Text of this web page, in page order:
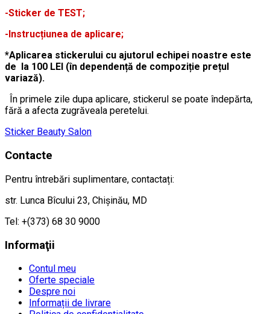
-Sticker de TEST;
-Instrucțiunea de aplicare;
*Aplicarea stickerului cu ajutorul echipei noastre este
de la 100 LEI (în dependență de compoziție prețul
variază).
În primele zile dupa aplicare, stickerul se poate îndepărta,
fără a afecta zugrăveala peretelui.
Sticker Beauty Salon
Contacte
Pentru întrebări suplimentare, contactați:
str. Lunca Bîcului 23, Chișinău, MD
Tel: +(373) 68 30 9000
Informaţii
Contul meu
Oferte speciale
Despre noi
Informații de livrare